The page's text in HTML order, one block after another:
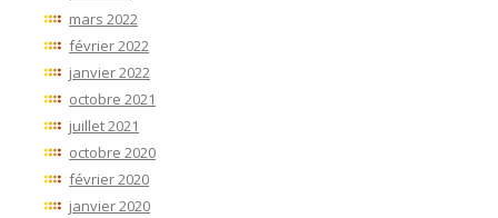
mars 2022
février 2022
janvier 2022
octobre 2021
juillet 2021
octobre 2020
février 2020
janvier 2020